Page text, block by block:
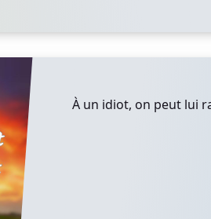
À un idiot, on peut lui